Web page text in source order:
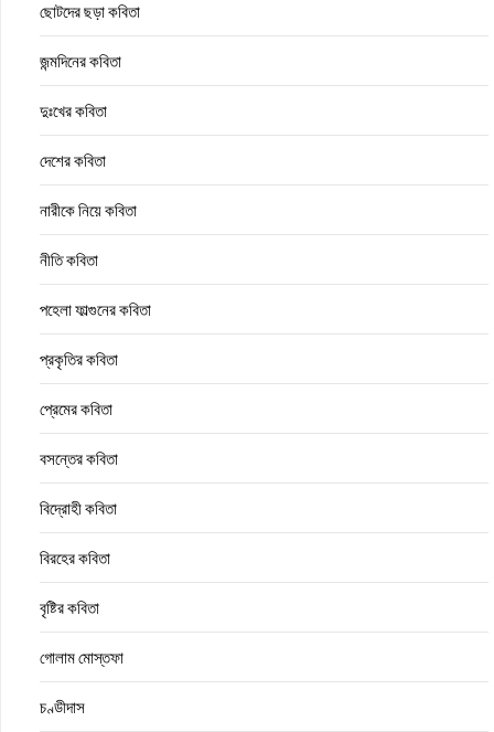
ছোটদের ছড়া কবিতা
জন্মদিনের কবিতা
দুঃখের কবিতা
দেশের কবিতা
নারীকে নিয়ে কবিতা
নীতি কবিতা
পহেলা ফাল্গুনের কবিতা
প্রকৃতির কবিতা
প্রেমের কবিতা
বসন্তের কবিতা
বিদ্রোহী কবিতা
বিরহের কবিতা
বৃষ্টির কবিতা
গোলাম মোস্তফা
চণ্ডীদাস